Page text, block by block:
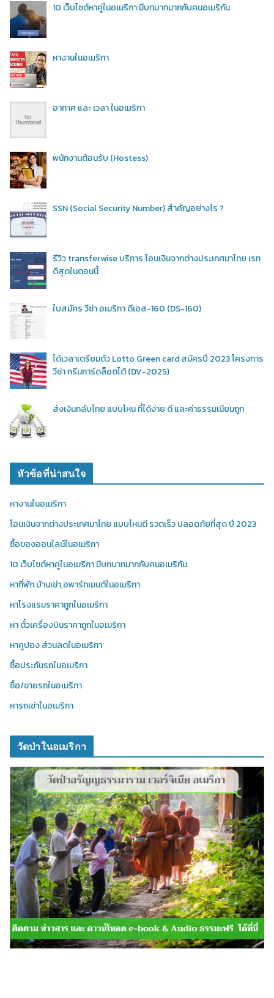
10 เว็บไซต์หาคู่ในอเมริกา มีบทบาทมากกับคนอเมริกัน
หางานในอเมริกา
อากาศ และ เวลา ในอเมริกา
พนักงานต้อนรับ (Hostess)
SSN (Social Security Number) สำคัญอย่างไร ?
รีวิว transferwise บริการ โอนเงินจากต่างประเทศมาไทย เรท
ดีสุดในตอนนี้
ใบสมัคร วีซ่า อเมริกา ดีเอส-160 (DS-160)
ได้เวลาเตรียมตัว Lotto Green card สมัครปี 2023 โครงการ
วีซ่า กรีนการ์ดล็อตโต้ (DV-2025)
ส่งเงินกลับไทย แบบไหน ที่ได้ง่าย ดี และค่าธรรมเนียมถูก
หัวข้อที่น่าสนใจ
หางานในอเมริกา
โอนเงินจากต่างประเทศมาไทย แบบไหนดี รวดเร็ว ปลอดภัยที่สุด ปี 2023
ซื้อของออนไลน์ในอเมริกา
10 เว็บไซต์หาคู่ในอเมริกา มีบทบาทมากกับคนอเมริกัน
หาที่พัก บ้านเช่า,อพาร์ทเมนต์ในอเมริกา
หาโรงแรมราคาถูกในอเมริกา
หา ตั๋วเครื่องบินราคาถูกในอเมริกา
หาคูปอง ส่วนลดในอเมริกา
ซื้อประกันรถในอเมริกา
ซื้อ/ขายรถในอเมริกา
หารถเช่าในอเมริกา
วัดป่าในอเมริกา